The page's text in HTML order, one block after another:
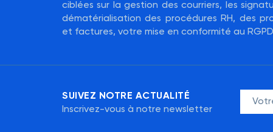
ciblées sur la gestion des courriers, les
dématérialisation des procédures RH, des
et factures, votre mise en conformité au
SUIVEZ NOTRE ACTUALITÉ
Inscrivez-vous à notre newsletter